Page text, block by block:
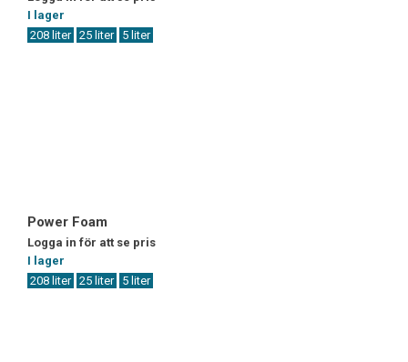
I lager
208 liter 25 liter 5 liter
Power Foam
Logga in för att se pris
I lager
208 liter 25 liter 5 liter